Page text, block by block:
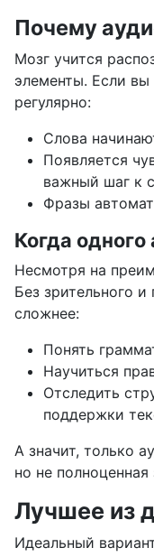
Почему
Мозг учится
элементы. Если
регулярно:
Слова
Появляется
важный шаг к
Фразы
Когда
Несмотря на
Без зрительного
сложнее:
Понять
Научиться
Отследить
поддержки
А значит, только
но не
Лучшее из
Идеальный